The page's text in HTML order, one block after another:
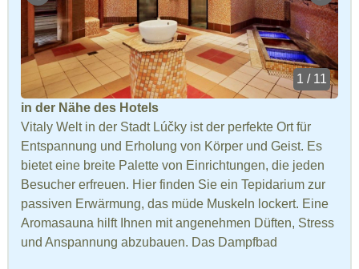
1 / 11
in der Nähe des Hotels
Vitaly Welt in der Stadt Lúčky ist der perfekte Ort für
Entspannung und Erholung von Körper und Geist. Es
bietet eine breite Palette von Einrichtungen, die jeden
Besucher erfreuen. Hier finden Sie ein Tepidarium zur
passiven Erwärmung, das müde Muskeln lockert. Eine
Aromasauna hilft Ihnen mit angenehmen Düften, Stress
und Anspannung abzubauen. Das Dampfbad